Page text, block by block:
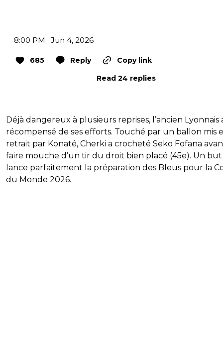
8:00 PM · Jun 4, 2026
685 Reply
Copy link
Read 24 replies
Déjà dangereux à plusieurs reprises, l’ancien Lyonnais
récompensé de ses efforts. Touché par un ballon mis
retrait par Konaté, Cherki a crocheté Seko Fofana
faire mouche d’un tir du droit bien placé (45e). Un
lance parfaitement la préparation des Bleus pour la
du Monde 2026.